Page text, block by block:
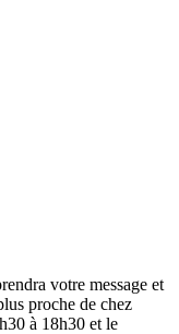
votre message et
proche de chez
à 18h30 et le